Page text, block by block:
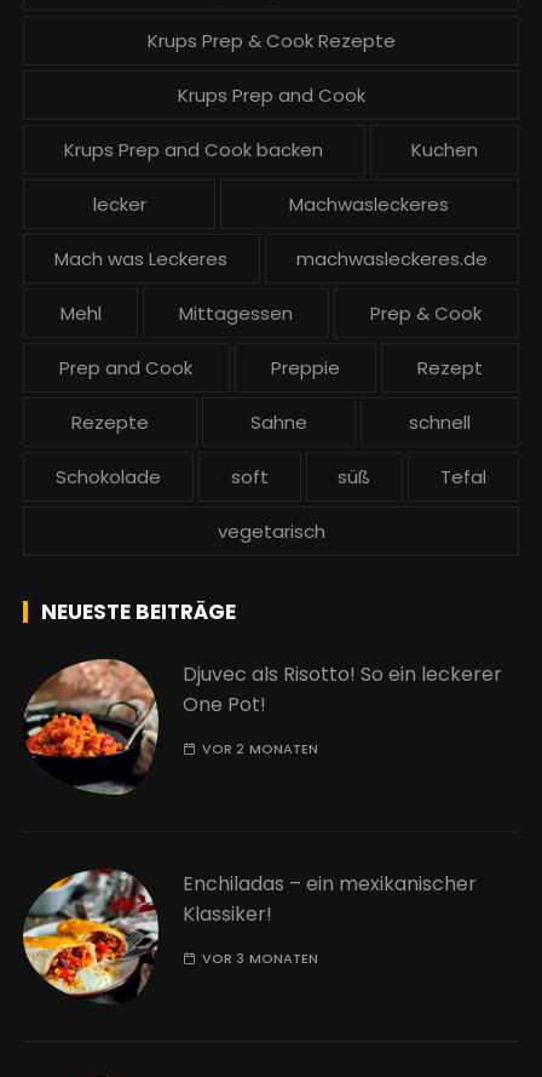
Krups Prep & Cook Rezepte
Krups Prep and Cook
Krups Prep and Cook backen Kuchen
lecker Machwasleckeres
Mach was Leckeres machwasleckeres.de
Mehl Mittagessen Prep & Cook
Prep and Cook Preppie Rezept
Rezepte Sahne schnell
Schokolade soft süß Tefal
vegetarisch
NEUESTE BEITRÄGE
Djuvec als Risotto! So ein leckerer
One Pot!
VOR 2 MONATEN
Enchiladas – ein mexikanischer
Klassiker!
VOR 3 MONATEN